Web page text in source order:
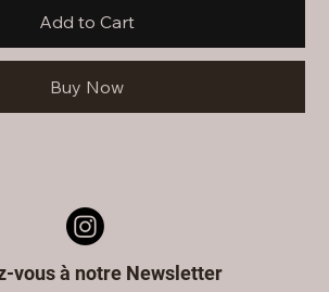
Add to Cart
Buy Now
vous à notre Newsletter